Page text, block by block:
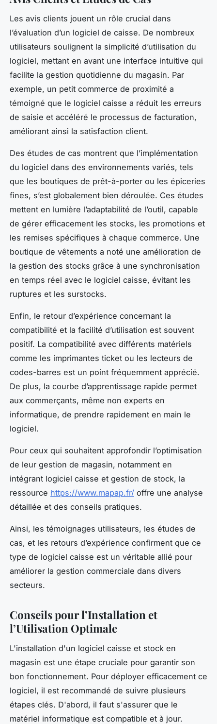
Les avis clients jouent un rôle crucial dans
l’évaluation d’un logiciel de caisse. De nombreux
utilisateurs soulignent la simplicité d’utilisation du
logiciel, mettant en avant une interface intuitive qui
facilite la gestion quotidienne du magasin. Par
exemple, un petit commerce de proximité a
témoigné que le logiciel caisse a réduit les erreurs
de saisie et accéléré le processus de facturation,
améliorant ainsi la satisfaction client.
Des études de cas montrent que l’implémentation
du logiciel dans des environnements variés, tels
que les boutiques de prêt-à-porter ou les épiceries
fines, s’est globalement bien déroulée. Ces études
mettent en lumière l’adaptabilité de l’outil, capable
de gérer efficacement les stocks, les promotions et
les remises spécifiques à chaque commerce. Une
boutique de vêtements a noté une amélioration de
la gestion des stocks grâce à une synchronisation
en temps réel avec le logiciel caisse, évitant les
ruptures et les surstocks.
Enfin, le retour d’expérience concernant la
compatibilité et la facilité d’utilisation est souvent
positif. La compatibilité avec différents matériels
comme les imprimantes ticket ou les lecteurs de
codes-barres est un point fréquemment apprécié.
De plus, la courbe d’apprentissage rapide permet
aux commerçants, même non experts en
informatique, de prendre rapidement en main le
logiciel.
Pour ceux qui souhaitent approfondir l’optimisation
de leur gestion de magasin, notamment en
intégrant logiciel caisse et gestion de stock, la
ressource https://www.mapap.fr/ offre une analyse
détaillée et des conseils pratiques.
Ainsi, les témoignages utilisateurs, les études de
cas, et les retours d’expérience confirment que ce
type de logiciel caisse est un véritable allié pour
améliorer la gestion commerciale dans divers
secteurs.
Conseils pour l’Installation et
l’Utilisation Optimale
L'installation d'un logiciel caisse et stock en
magasin est une étape cruciale pour garantir son
bon fonctionnement. Pour déployer efficacement ce
logiciel, il est recommandé de suivre plusieurs
étapes clés. D'abord, il faut s'assurer que le
matériel informatique est compatible et à jour.